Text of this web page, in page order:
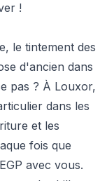
!
le tintement des
d'ancien dans
pas ? À Louxor,
dans les
et les
fois que
avec vous.